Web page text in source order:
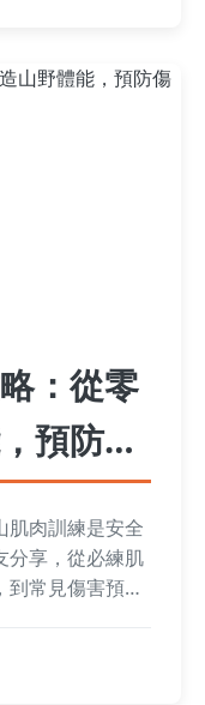
：從零
預防傷
肌肉訓練是安全
分享，從必練肌
常見傷害預防